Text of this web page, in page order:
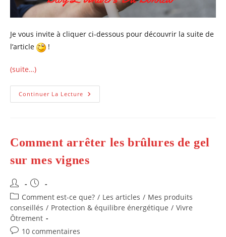
Je vous invite à cliquer ci-dessous pour découvrir la suite de
l’article
!
(suite…)
Continuer La Lecture Comment
Fait-
Feu?
Comment arrêter les brûlures de gel
sur mes vignes
Auteur/autrice
de
la
publication :
Publication
publiée :
Post
category:
Comment est-ce que? / Les articles / Mes produits
conseillés / Protection & équilibre énergétique / Vivre
Ôtrement
Commentaires
10 commentaires